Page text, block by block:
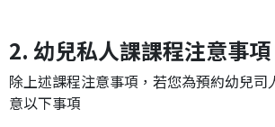
2. 幼兒私人課課程注意事項
除上述課程注意事項，若您為預約幼兒司
意以下事項